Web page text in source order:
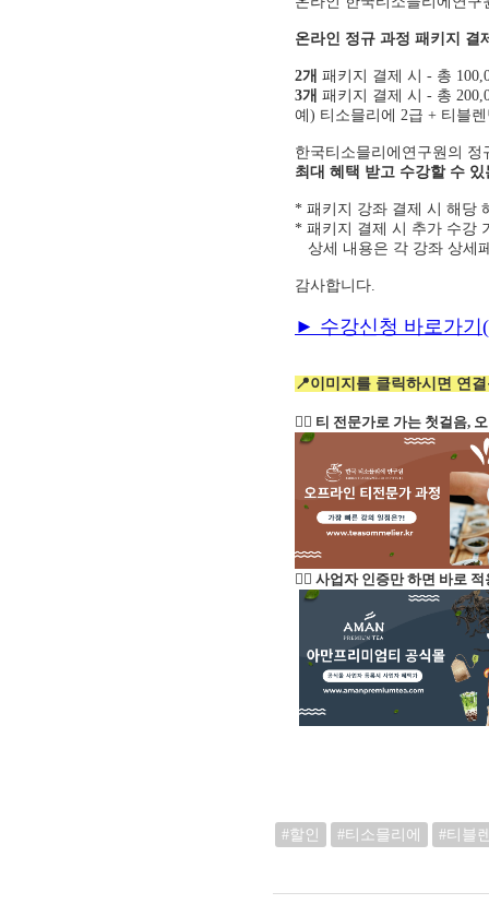
온라인 정규 과정 패키지 결
2개 패키지 결제 시 - 총
3개 패키지 결제 시 - 총
예) 티소믈리에 2급 + 티블
한국티소믈리에연구원의 정
최대 혜택 받고 수강할 수 있
* 패키지 강좌 결제 시 해당
* 패키지 결제 시 추가 수강
상세 내용은 각 강좌 상세
감사합니다.
► 수강신청 바로가기
📍이미지를 클릭하시면 연
👉🏻 티 전문가로 가는 첫걸음
👉🏻 사업자 인증만 하면 바로
#할인 #티소믈리에 #티블